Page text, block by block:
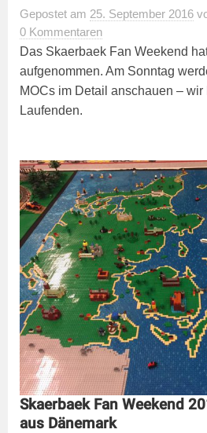
Gepostet am 25. September 2016
0 Kommentaren
Das Skaerbaek Fan Weekend
aufgenommen. Am Sonntag
MOCs im Detail anschauen –
Laufenden.
Skaerbaek Fan Weekend
aus Dänemark